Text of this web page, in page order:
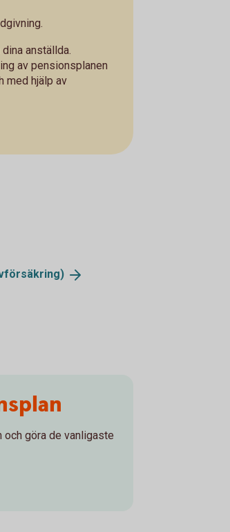
anställda.
av pensionsplanen
med hjälp av
och göra de vanligaste